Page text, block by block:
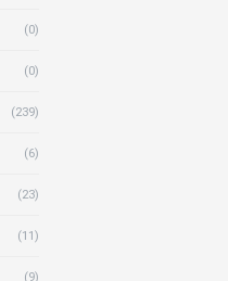
(0)
(0)
(239)
(6)
(23)
(11)
(9)